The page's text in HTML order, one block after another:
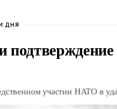
ДНЯ
участии НАТО в